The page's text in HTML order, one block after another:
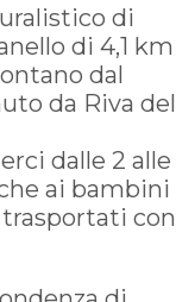
di
di 4,1 km
dal
da Riva del
dalle 2 alle
ai bambini
con